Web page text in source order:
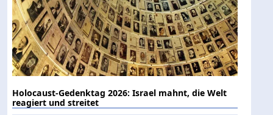
Holocaust-Gedenktag 2026: Israel mahnt, die Welt
reagiert und streitet